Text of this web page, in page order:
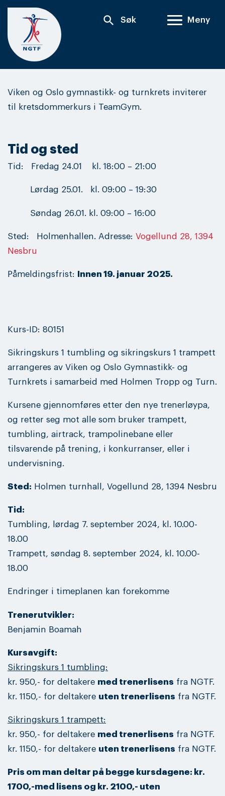
Skip
content
search Søk Meny
Viken og Oslo gymnastikk- og turnkrets inviterer
til kretsdommerkurs i TeamGym.
Tid og sted
Tid: Fredag 24.01 kl. 18:00 – 21:00
Lørdag 25.01. kl. 09:00 – 19:30
Søndag 26.01. kl. 09:00 – 16:00
Sted: Holmenhallen. Adresse: Vogellund 28, 1394
Nesbru
Påmeldingsfrist: Innen 19. januar 2025.
Kurs-ID: 80151
Sikringskurs 1 tumbling og sikringskurs 1 trampett
arrangeres av Viken og Oslo Gymnastikk- og
Turnkrets i samarbeid med Holmen Tropp og Turn.
Kursene gjennomføres etter den nye trenerløypa,
og retter seg mot alle som bruker trampett,
tumbling, airtrack, trampolinebane eller
tilsvarende på trening, i konkurranser, eller i
undervisning.
Sted: Holmen turnhall, Vogellund 28, 1394 Nesbru
Tid:
Tumbling, lørdag 7. september 2024, kl. 10.00-
18.00
Trampett, søndag 8. september 2024, kl. 10.00-
18.00
Endringer i timeplanen kan forekomme
Trenerutvikler:
Benjamin Boamah
Kursavgift:
Sikringskurs 1 tumbling:
kr. 950,- for deltakere med trenerlisens fra NGTF.
kr. 1150,- for deltakere uten trenerlisens fra NGTF.
Sikringskurs 1 trampett:
kr. 950,- for deltakere med trenerlisens fra NGTF.
kr. 1150,- for deltakere uten trenerlisens fra NGTF.
Pris om man deltar på begge kursdagene: kr.
1700,-med lisens og kr. 2100,- uten